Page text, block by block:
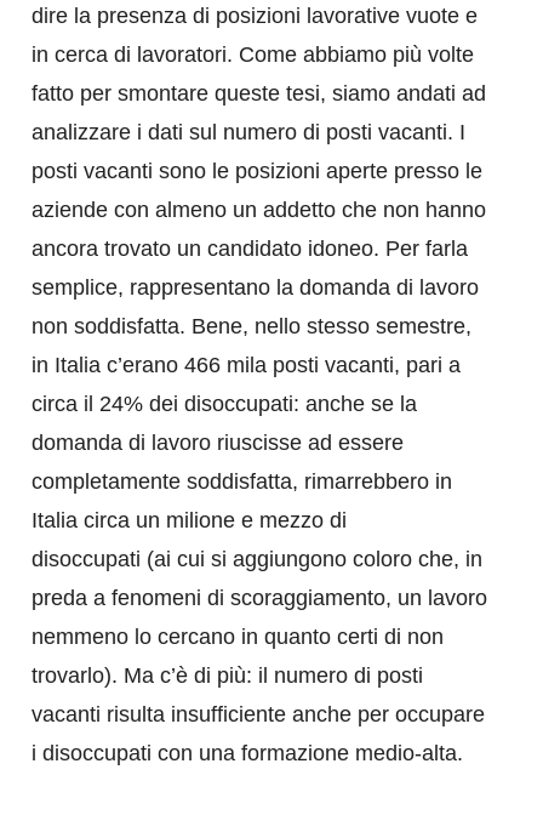
dire la presenza di posizioni lavorative vuote e
in cerca di lavoratori. Come abbiamo più volte
fatto per smontare queste tesi, siamo andati ad
analizzare i dati sul numero di posti vacanti. I
posti vacanti sono le posizioni aperte presso le
aziende con almeno un addetto che non hanno
ancora trovato un candidato idoneo. Per farla
semplice, rappresentano la domanda di lavoro
non soddisfatta. Bene, nello stesso semestre,
in Italia c’erano 466 mila posti vacanti, pari a
circa il 24% dei disoccupati: anche se la
domanda di lavoro riuscisse ad essere
completamente soddisfatta, rimarrebbero in
Italia circa un milione e mezzo di
disoccupati (ai cui si aggiungono coloro che, in
preda a fenomeni di scoraggiamento, un lavoro
nemmeno lo cercano in quanto certi di non
trovarlo). Ma c’è di più: il numero di posti
vacanti risulta insufficiente anche per occupare
i disoccupati con una formazione medio-alta.